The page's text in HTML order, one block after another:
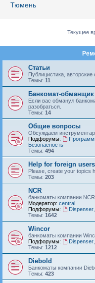
Тюмень
Текущее
Статьи
Публицистика, авторские
Темы: 11
Банкомат-обманщик
Если вас обманул
разобраться.
Темы: 14
Общие вопросы
Обсуждаем
Подфорумы:
Безопасность
Темы: 494
Help for foreign users
Please, create your topics
Темы: 203
NCR
банкоматы компании NCR
Модератор: central
Подфорумы:
Dispenser,
Темы: 1642
Wincor
банкоматы компании
Подфорумы:
Dispenser,
Темы: 1212
Diebold
Банкоматы компании
Темы: 423